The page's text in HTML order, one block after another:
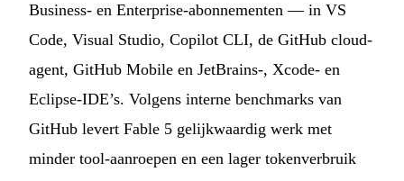
Business- en Enterprise-abonnementen — in VS
Code, Visual Studio, Copilot CLI, de GitHub cloud-
agent, GitHub Mobile en JetBrains-, Xcode- en
Eclipse-IDE’s. Volgens interne benchmarks van
GitHub levert Fable 5 gelijkwaardig werk met
minder tool-aanroepen en een lager tokenverbruik